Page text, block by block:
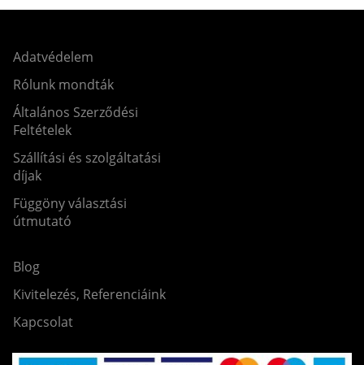
Adatvédelem
Rólunk mondták
Általános Szerződési
Feltételek
Szállítási és szolgáltatási
díjak
Függöny választási
útmutató
Blog
Kivitelezés, Referenciáink
Kapcsolat